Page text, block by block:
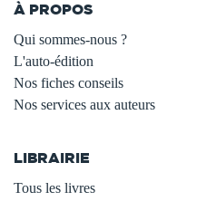
À PROPOS
Qui sommes-nous ?
L'auto-édition
Nos fiches conseils
Nos services aux auteurs
LIBRAIRIE
Tous les livres